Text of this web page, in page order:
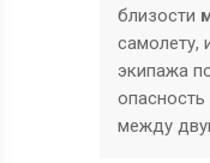
близости
самолету,
экипажа
между